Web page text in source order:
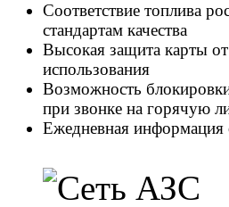
Соответствие топлива
стандартам качества
Высокая защита карты
использования
Возможность
при звонке на горячую
Ежедневная информация